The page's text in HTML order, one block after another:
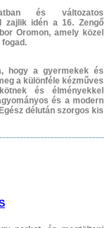
és változatos
zajlik idén a 16. Zengő
Oromon, amely közel
hogy a gyermekek és
a különféle kézműves
és élményekkel
és a modern
délután szorgos kis